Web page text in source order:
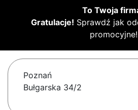
To Twoja
Gratulacje! Sprawdź jak
promocyjne!
Poznań
Bułgarska 34/2